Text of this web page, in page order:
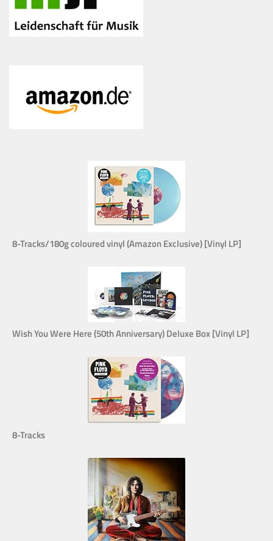
8-Tracks/180g coloured vinyl (Amazon Exclusive) [Vinyl LP]
Wish You Were Here (50th Anniversary) Deluxe Box [Vinyl LP]
8-Tracks